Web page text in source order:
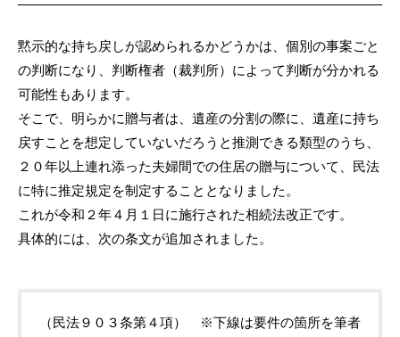
黙示的な持ち戻しが認められるかどうかは、個別の事案ごと
の判断になり、判断権者（裁判所）によって判断が分かれる
可能性もあります。
そこで、明らかに贈与者は、遺産の分割の際に、遺産に持ち
戻すことを想定していないだろうと推測できる類型のうち、
２０年以上連れ添った夫婦間での住居の贈与について、民法
に特に推定規定を制定することとなりました。
これが令和２年４月１日に施行された相続法改正です。
具体的には、次の条文が追加されました。
（民法９０３条第４項） ※下線は要件の箇所を筆者